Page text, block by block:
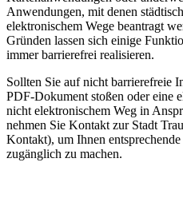
Anwendungen, mit denen
elektronischem Wege beantragt
Gründen lassen sich einige
immer barrierefrei realisieren.
Sollten Sie auf nicht barrierefreie
PDF-Dokument stoßen oder eine
nicht elektronischem Weg in
nehmen Sie Kontakt zur Stadt
Kontakt), um Ihnen
zugänglich zu machen.